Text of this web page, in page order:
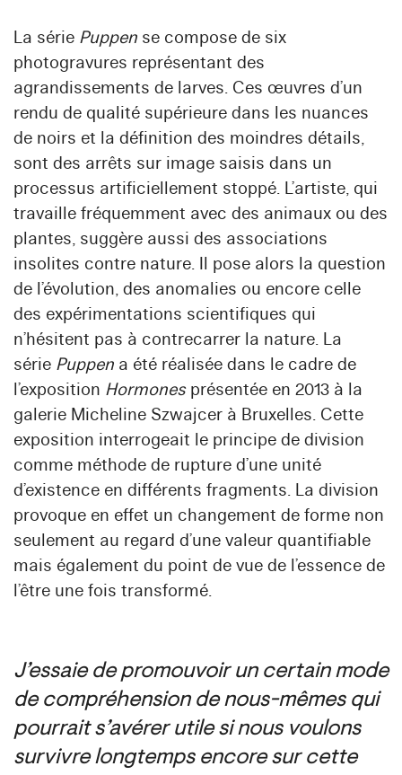
La série Puppen se compose de six
photogravures représentant des
agrandissements de larves. Ces œuvres d’un
rendu de qualité supérieure dans les nuances
de noirs et la définition des moindres détails,
sont des arrêts sur image saisis dans un
processus artificiellement stoppé. L’artiste, qui
travaille fréquemment avec des animaux ou des
plantes, suggère aussi des associations
insolites contre nature. Il pose alors la question
de l’évolution, des anomalies ou encore celle
des expérimentations scientifiques qui
n’hésitent pas à contrecarrer la nature. La
série Puppen a été réalisée dans le cadre de
l’exposition Hormonesprésentée en 2013 à la
galerie Micheline Szwajcer à Bruxelles. Cette
exposition interrogeait le principe de division
comme méthode de rupture d’une unité
d’existence en différents fragments. La division
provoque en effet un changement de forme non
seulement au regard d’une valeur quantifiable
mais également du point de vue de l’essence de
l’être une fois transformé.
J’essaie de promouvoir un certain mode
de compréhension de nous-mêmes qui
pourrait s’avérer utile si nous voulons
survivre longtemps encore sur cette